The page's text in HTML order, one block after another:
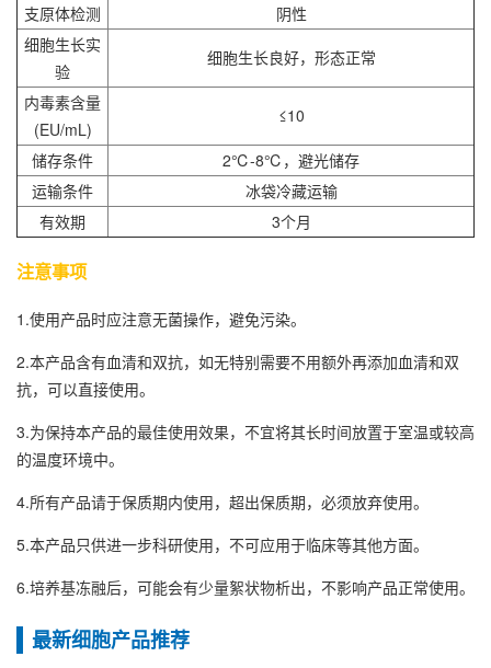
支原体检测
阴性
细胞生长实
验
细胞生长良好，形态正常
内毒素含量
(EU/mL)
≤10
储存条件
2℃-8℃，避光储存
运输条件
冰袋冷藏运输
有效期
3个月
注意事项
1.使用产品时应注意无菌操作，避免污染。
2.本产品含有血清和双抗，如无特别需要不用额外再添加血清和双
抗，可以直接使用。
3.为保持本产品的最佳使用效果，不宜将其长时间放置于室温或较高
的温度环境中。
4.所有产品请于保质期内使用，超出保质期，必须放弃使用。
5.本产品只供进一步科研使用，不可应用于临床等其他方面。
6.培养基冻融后，可能会有少量絮状物析出，不影响产品正常使用。
最新细胞产品推荐